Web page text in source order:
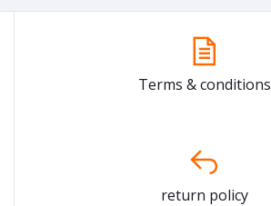
Terms & conditions
return policy